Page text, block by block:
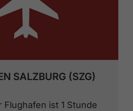
SALZBURG (SZG)
Flughafen ist 1 Stunde